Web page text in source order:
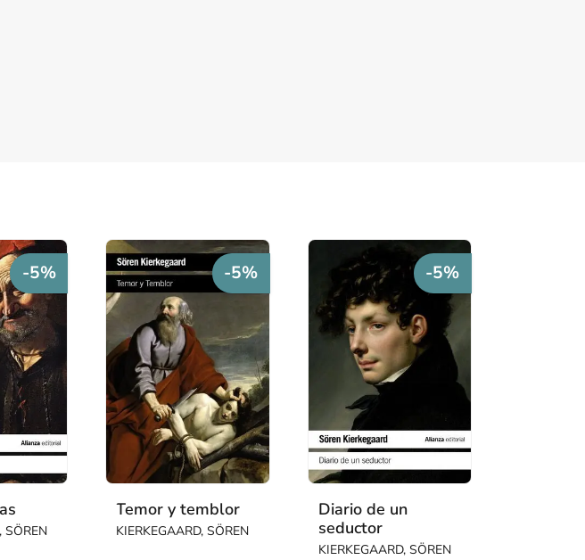
-5%
SÖREN
-5%
Temor y temblor
KIERKEGAARD, SÖREN
-5%
Diario de un
seductor
KIERKEGAARD, SÖREN